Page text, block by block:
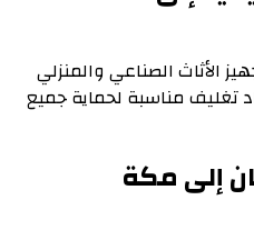
الأثاث الصناعي والمنزلي
تغليف مناسبة لحماية جميع
إلى مكة